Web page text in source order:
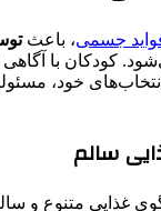
جسمی، باعث
کودکان با
خود،
سالم
غذایی متنوع و